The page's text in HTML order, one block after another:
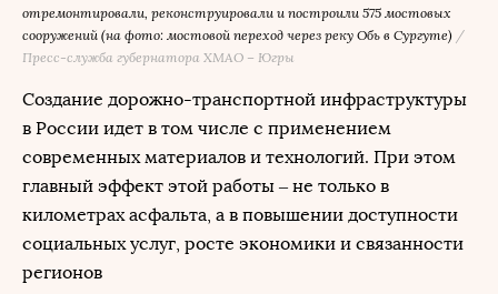
отремонтировали, реконструировали и построили 575 мостовых
сооружений (на фото: мостовой переход через реку Обь в Сургуте) /
Пресс-служба губернатора ХМАО – Югры
Создание дорожно-транспортной инфраструктуры
в России идет в том числе с применением
современных материалов и технологий. При этом
главный эффект этой работы – не только в
километрах асфальта, а в повышении доступности
социальных услуг, росте экономики и связанности
регионов